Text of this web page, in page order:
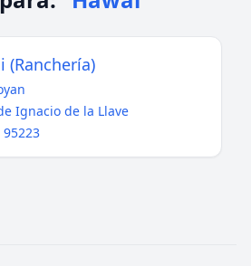
(Ranchería)
Ignacio de la Llave
95223